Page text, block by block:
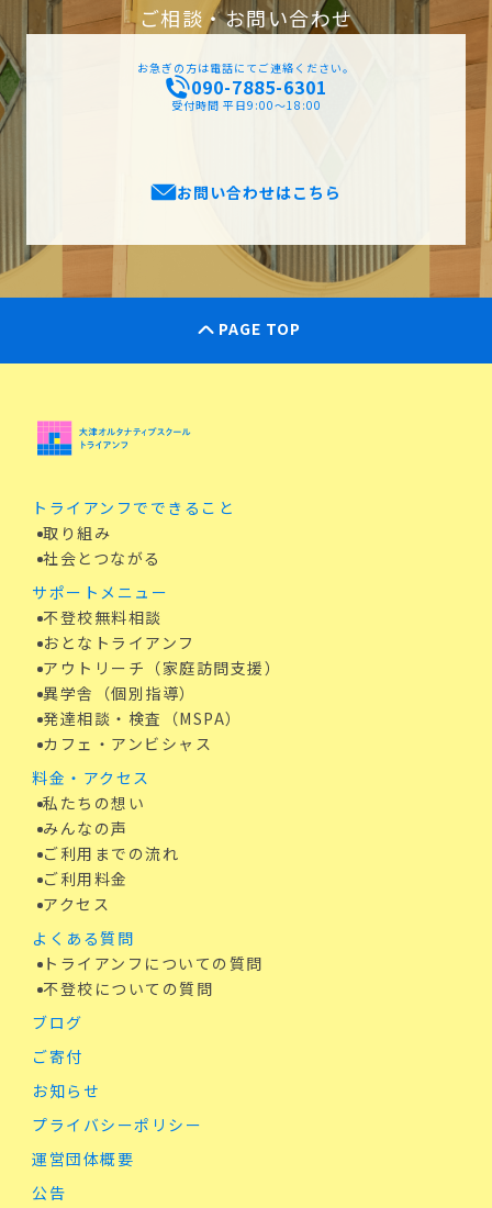
ご相談・お問い合わせ
お急ぎの方は電話にてご連絡ください。
090-7885-6301
受付時間 平日9:00〜18:00
お問い合わせはこちら
PAGE TOP
トライアンフでできること
取り組み
社会とつながる
サポートメニュー
不登校無料相談
おとなトライアンフ
アウトリーチ（家庭訪問支援）
異学舎（個別指導）
発達相談・検査（MSPA）
カフェ・アンビシャス
料金・アクセス
私たちの想い
みんなの声
ご利用までの流れ
ご利用料金
アクセス
よくある質問
トライアンフについての質問
不登校についての質問
ブログ
ご寄付
お知らせ
プライバシーポリシー
運営団体概要
公告